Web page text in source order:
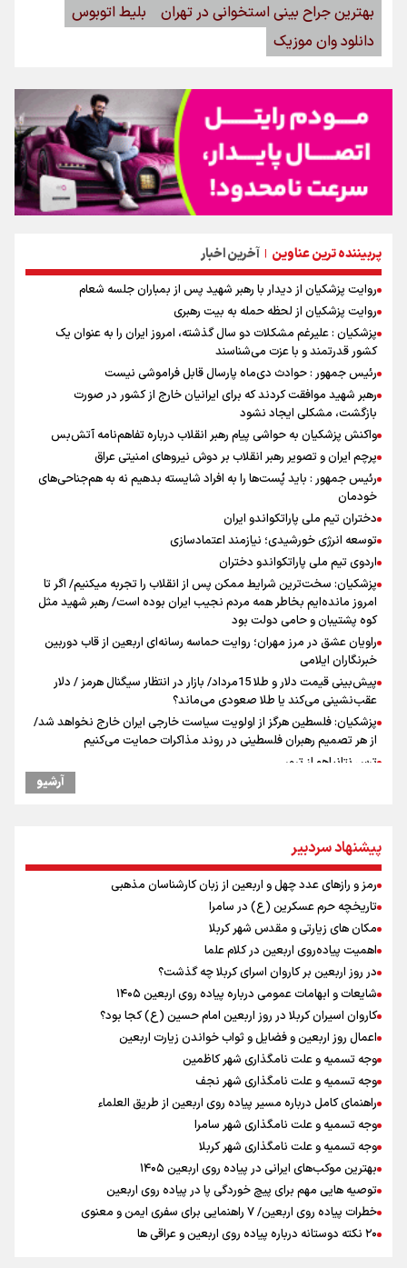
پربیننده ترین عناوین | آخرین اخبار
روایت پزشکیان از دیدار با رهبر شهید پس از بمباران جلسه شعام
روایت پزشکیان از لحظه حمله به بیت رهبری
پزشکیان : علیرغم مشکلات دو سال گذشته، امروز ایران را به عنوان یک
کشور قدرتمند و با عزت می‌شناسند
رئیس جمهور : حوادث دی‌ماه پارسال قابل فراموشی نیست
رهبر شهید موافقت کردند که برای ایرانیان خارج از کشور در صورت
بازگشت، مشکلی ایجاد نشود
واکنش پزشکیان به حواشی پیام رهبر انقلاب درباره تفاهم‌نامه آتش‌بس
پرچم ایران و تصویر رهبر انقلاب بر دوش نیروهای امنیتی عراق
رئیس جمهور : باید پُست‌ها را به افراد شایسته بدهیم نه به هم‌جناحی‌های
خودمان
دختران تیم ملی پاراتکواندو ایران
توسعه انرژی خورشیدی؛ نیازمند اعتمادسازی
اردوی تیم ملی پاراتکواندو دختران
پزشکیان: سخت‌ترین شرایط ممکن پس از انقلاب را تجربه میکنیم/ اگر تا
امروز مانده‌ایم بخاطر همه‌ مردم نجیب ایران بوده است/ رهبر شهید مثل
کوه پشتیبان و حامی دولت بود
راویان عشق در مرز مهران؛ روایت حماسه‌ رسانه‌ای اربعین از قاب دوربین
خبرنگاران ایلامی
پیش‌بینی قیمت دلار و طلا 15مرداد/ بازار در انتظار سیگنال هرمز / دلار
عقب‌نشینی می‌کند یا طلا صعودی می‌ماند؟
پزشکیان: فلسطین هرگز از اولویت سیاست خارجی ایران خارج نخواهد شد/
از هر تصمیم رهبران فلسطینی در روند مذاکرات حمایت می‌کنیم
ترس نتانیاهو از ترور
فرود یک بالگرد در بیمارستان رمبام در حیفای اشغالی در پی هلاکت ۲
چه کسی باید قیمت‌ها را تعیین کند؟
بازگشت روان دو میلیون و هشتصد هزار زائر اربعین از مرزهای شش‌گانه
ایران آقای بلامنازع تنگه هرمز
وزیر خارجه مصر: رژیم اسراییل بدون تامین حقوق مشروع مردم فلسطین
امنیت نخواهد داشت
سرپرست خانوار
نشست وزیران خارجه مصر، ترکیه، پاکستان و عربستان با محوریت تحولات
منطقه
فیدان: حماس به تعهدات خود عمل کرد، امّا اسرائیل برنامه‌ای برای صلح
ندارد
آرشیو
پیشنهاد سردبیر
رمز و رازهای عدد چهل و اربعین از زبان کارشناسان مذهبی
تاریخچه حرم عسکرین (ع) در سامرا
مکان های زیارتی و مقدس شهر کربلا
اهمیت پیاده‌روی اربعین در کلام علما
در روز اربعین بر کاروان اسرای کربلا چه گذشت؟
شایعات و ابهامات عمومی درباره پیاده روی اربعین ۱۴۰۵
کاروان اسیران کربلا در روز اربعین امام حسین (ع) کجا بود؟
اعمال روز اربعین و فضایل و ثواب خواندن زیارت اربعین
وجه تسمیه و علت نامگذاری شهر کاظمین
وجه تسمیه و علت نامگذاری شهر نجف
راهنمای کامل درباره مسیر پیاده روی اربعین از طریق العلماء
وجه تسمیه و علت نامگذاری شهر سامرا
وجه تسمیه و علت نامگذاری شهر کربلا
بهترین موکب‌های ایرانی در پیاده روی اربعین ۱۴۰۵
توصیه هایی مهم برای پیچ خوردگی پا در پیاده روی اربعین
خطرات پیاده روی اربعین/ ۷ راهنمایی برای سفری ایمن و معنوی
۲۰ نکته دوستانه درباره پیاده روی اربعین و عراقی ها
بهترین جراح بینی استخوانی در تهران
بلیط اتوبوس
دانلود وان موزیک